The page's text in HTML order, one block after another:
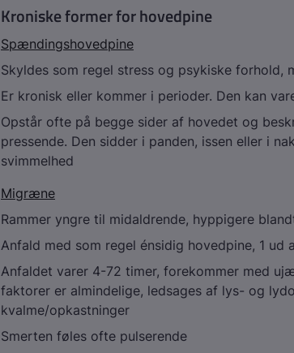
Kroniske former for hovedpine
Spændingshovedpine
Skyldes som regel stress og psykiske forhold,
Er kronisk eller kommer i perioder. Den kan
Opstår ofte på begge sider af hovedet og
pressende. Den sidder i panden, issen eller i
svimmelhed
Migræne
Rammer yngre til midaldrende, hyppigere
Anfald med som regel énsidig hovedpine, 1 ud
Anfaldet varer 4-72 timer, forekommer med
faktorer er almindelige, ledsages af lys- og
kvalme/opkastninger
Smerten føles ofte pulserende